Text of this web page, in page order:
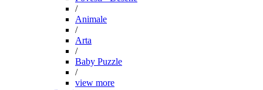
/
Animale
/
Arta
/
Baby Puzzle
/
view more